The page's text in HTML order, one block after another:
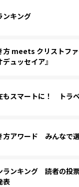
ンキング
方 meets クリストフ
ュッセイア』
もスマートに！ トラ
方アワード みんなで選
ランキング 読者の投
表